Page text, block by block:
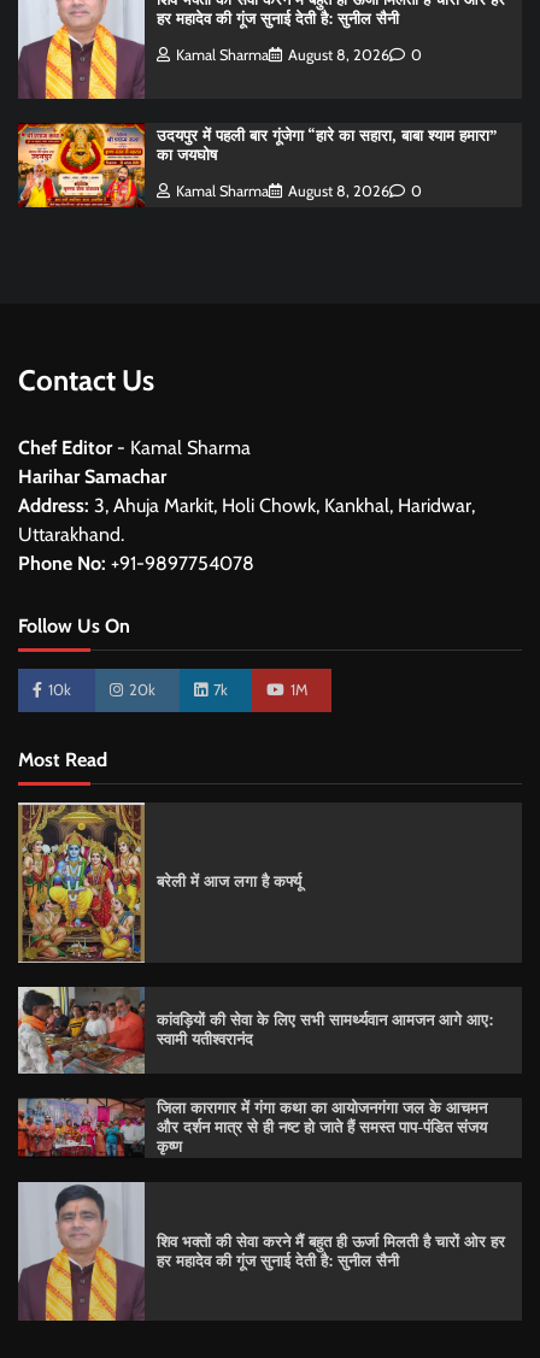
हर महादेव की गूंज सुनाई देती है: सुनील सैनी
Kamal Sharma August 8, 2026 0
उदयपुर में पहली बार गूंजेगा “हारे का सहारा, बाबा श्याम हमारा”
का जयघोष
Kamal Sharma August 8, 2026 0
Contact Us
Chef Editor- Kamal Sharma
Harihar Samachar
Address: 3, Ahuja Markit, Holi Chowk, Kankhal, Haridwar,
Uttarakhand.
Phone No: +91-9897754078
Follow Us On
10k 20k 7k 1M
Most Read
बरेली में आज लगा है कर्फ्यू
कांवड़ियों की सेवा के लिए सभी सामर्थ्यवान आमजन आगे आए:
स्वामी यतीश्वरानंद
जिला कारागार में गंगा कथा का आयोजनगंगा जल के आचमन
और दर्शन मात्र से ही नष्ट हो जाते हैं समस्त पाप-पंडित संजय
कृष्ण
शिव भक्तों की सेवा करने मैं बहुत ही ऊर्जा मिलती है चारों ओर हर
हर महादेव की गूंज सुनाई देती है: सुनील सैनी